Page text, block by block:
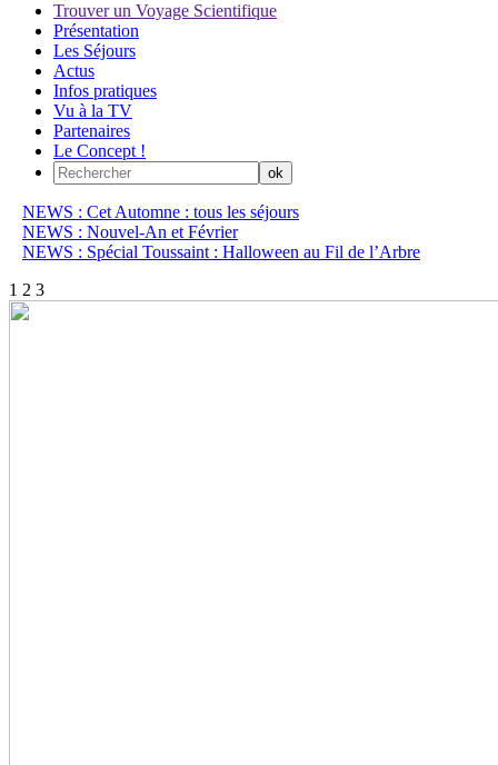
Trouver un Voyage Scientifique
Présentation
Les Séjours
Actus
Infos pratiques
Vu à la TV
Partenaires
Le Concept !
NEWS : Cet Automne : tous les séjours
NEWS : Nouvel-An et Février
NEWS : Spécial Toussaint : Halloween au Fil de l’Arbre
1 2 3